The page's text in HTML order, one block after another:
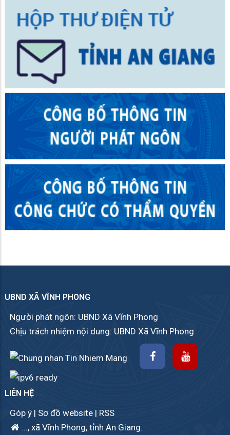
UBND XÃ VĨNH PHONG
Người phát ngôn: UBND Xã Vĩnh Phong
Chịu trách nhiệm nội dung: UBND Xã Vĩnh Phong
LIÊN HỆ
Góp ý | Sơ đồ website | RSS
..., xã Vĩnh Phong, tỉnh An Giang.